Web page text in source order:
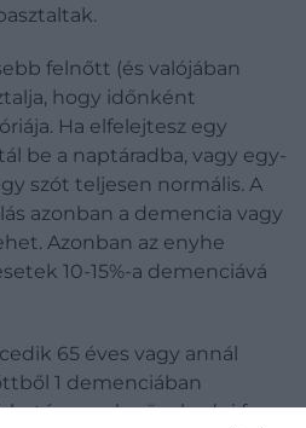
felnőtt (és valójában
hogy időnként
Ha elfelejtesz egy
be a naptáradba, vagy egy-
szót teljesen normális. A
azonban a demencia vagy
Azonban az enyhe
10-15%-a demenciává
65 éves vagy annál
1 demenciában
csak növekedni fog,